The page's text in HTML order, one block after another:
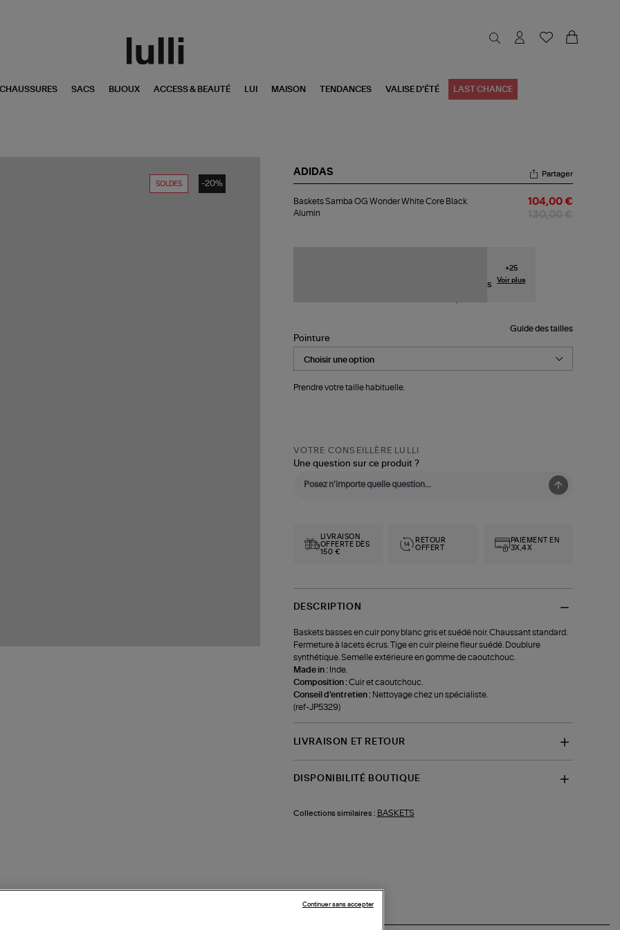
CHAUSSURES SACS BIJOUX ACCESS & BEAUTÉ LUI MAISON TENDANCES VALISE D'ÉTÉ LAST CHANCE
SOLDES -20%
ADIDAS
Samba
OG
Partager
Baskets Samba OG Wonder White Core Black
Alumin
104,00 €
+25
Voir plus
Guide des tailles
Pointure
Prendre votre taille habituelle.
VOTRE CONSEILLÈRE LULLI
Une question sur ce produit ?
LIVRAISON
OFFERTE DÈS
150 €
RETOUR
OFFERT
PAIEMENT EN
3X,4X
DESCRIPTION
Baskets basses en cuir pony blanc gris et suédé noir. Chaussant standard.
Fermeture à lacets écrus. Tige en cuir pleine fleur suédé. Doublure
synthétique. Semelle extérieure en gomme de caoutchouc.
Made in : Inde.
Composition :Cuir et caoutchouc.
Conseil d'entretien : Nettoyage chez un spécialiste.
(ref-JP5329)
LIVRAISON ET RETOUR
DISPONIBILITÉ BOUTIQUE
Collections similaires : BASKETS
Continuer sans accepter